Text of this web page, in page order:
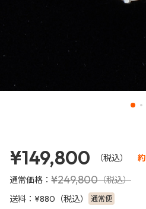
¥149,800 （税込） 約
通常価格： ¥249,800（税込）
送料： ¥880 （税込） 通常便